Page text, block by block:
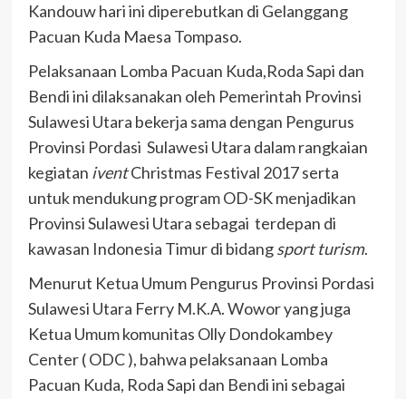
Kandouw hari ini diperebutkan di Gelanggang
Pacuan Kuda Maesa Tompaso.
Pelaksanaan Lomba Pacuan Kuda,Roda Sapi dan
Bendi ini dilaksanakan oleh Pemerintah Provinsi
Sulawesi Utara bekerja sama dengan Pengurus
Provinsi Pordasi Sulawesi Utara dalam rangkaian
kegiatan iventChristmas Festival 2017 serta
untuk mendukung program OD-SK menjadikan
Provinsi Sulawesi Utara sebagai terdepan di
kawasan Indonesia Timur di bidangsport turism.
Menurut Ketua Umum Pengurus Provinsi Pordasi
Sulawesi Utara Ferry M.K.A. Wowor yang juga
Ketua Umum komunitas Olly Dondokambey
Center ( ODC ), bahwa pelaksanaan Lomba
Pacuan Kuda, Roda Sapi dan Bendi ini sebagai